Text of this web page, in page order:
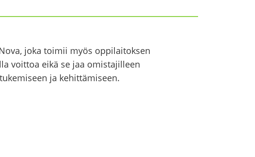
joka toi­mii myös op­pi­lai­tok­sen
voit­toa eikä se jaa omis­ta­jil­leen
ja ke­hit­tä­mi­seen.